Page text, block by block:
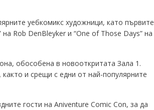
уебкомикс художници, като първите
Rob DenBleyker и “One of Those Days” на
обособена в новооткритата Зала 1.
и срещи с едни от най-популярните
гости на Aniventure Comic Con, за да